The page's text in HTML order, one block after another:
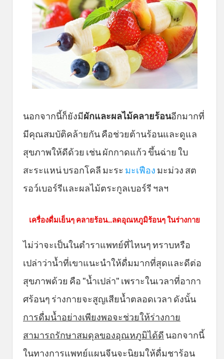
นอกจากนี้ก็ยังมีผักและผลไม้คลายร้อนอีกมากที่
มีคุณสมบัติคล้ายกัน คือช่วยต้านร้อนและดูแล
สุขภาพให้ดีด้วย เช่น ผักกาดแก้ว ขึ้นฉ่าย ใบ
สะระแหน่ บรอกโคลี มะระ มะเฟือง มะม่วง สต
รอว์เบอร์รีและผลไม้ตระกูลเบอร์รี ฯลฯ
เครื่องดื่มเย็นๆ คลายร้อน...ลดอุณหภูมิร้อนๆ ในร่างกาย
ไม่ว่าจะเป็นในตำราแพทย์ที่ไหนๆ ทราบหรือ
เปล่าว่าน้ำที่เขาแนะนำให้ดื่มมากที่สุดและดีต่อ
สุขภาพด้วย คือ "น้ำเปล่า" เพราะในเวลาที่อากา
ศร้อนๆ ร่างกายจะสูญเสียน้ำตลอดเวลา ดังนั้น
การดื่มน้ำอย่างเพียงพอจะช่วยให้ร่างกาย
สามารถรักษาสมดุลของอุณหภูมิได้ดี นอกจากนี้
ในทางการแพทย์แผนจีนจะนิยมให้ดื่มชาร้อน